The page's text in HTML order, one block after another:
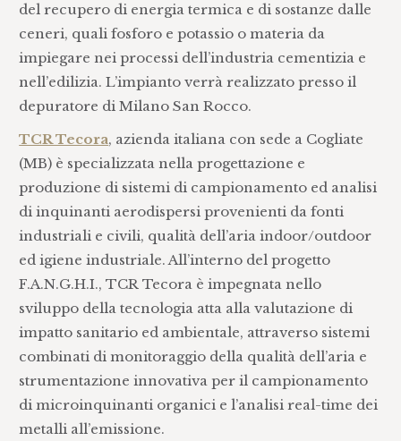
del recupero di energia termica e di sostanze dalle
ceneri, quali fosforo e potassio o materia da
impiegare nei processi dell’industria cementizia e
nell’edilizia. L’impianto verrà realizzato presso il
depuratore di Milano San Rocco.
TCR Tecora, azienda italiana con sede a Cogliate
(MB) è specializzata nella progettazione e
produzione di sistemi di campionamento ed analisi
di inquinanti aerodispersi provenienti da fonti
industriali e civili, qualità dell’aria indoor/outdoor
ed igiene industriale. All’interno del progetto
F.A.N.G.H.I., TCR Tecora è impegnata nello
sviluppo della tecnologia atta alla valutazione di
impatto sanitario ed ambientale, attraverso sistemi
combinati di monitoraggio della qualità dell’aria e
strumentazione innovativa per il campionamento
di microinquinanti organici e l’analisi real-time dei
metalli all’emissione.